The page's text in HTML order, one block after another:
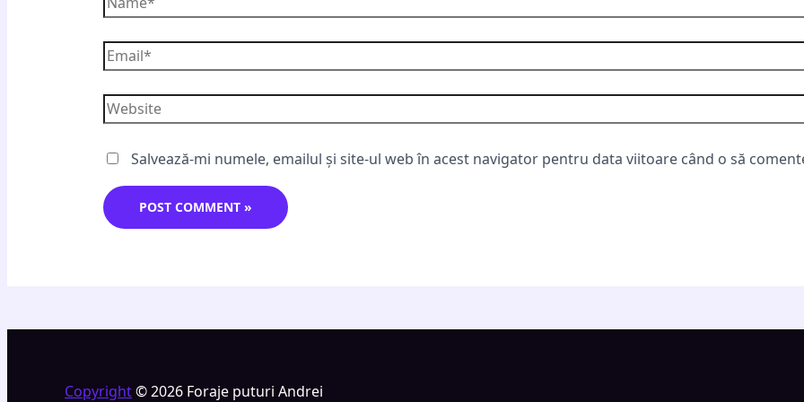
Salvează-mi numele, emailul și site-ul web în acest navigator pentru data viitoare când o să
Copyright© 2026 Foraje puturi Andrei